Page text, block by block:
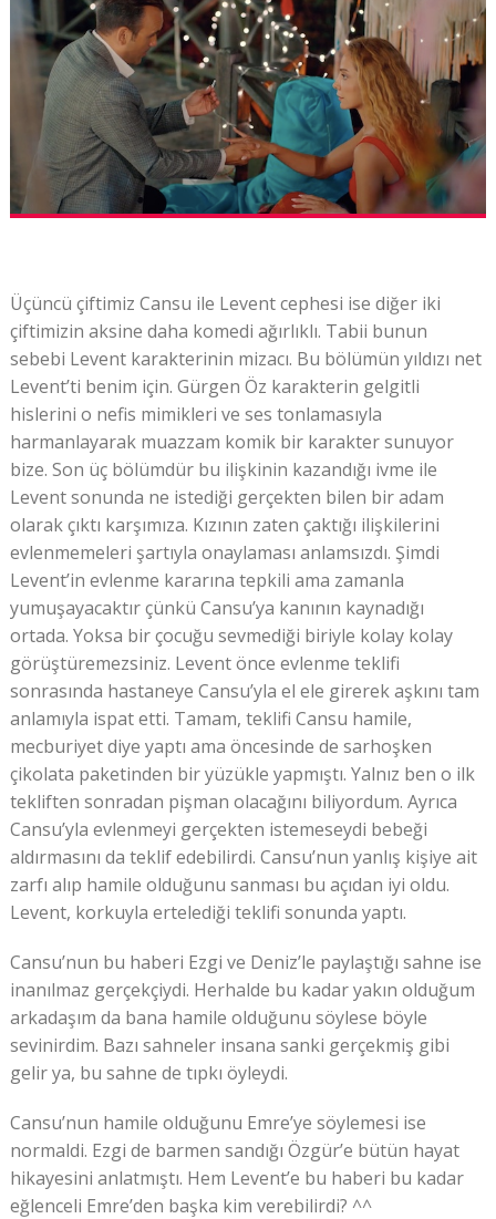
Üçüncü çiftimiz Cansu ile Levent cephesi ise diğer iki
çiftimizin aksine daha komedi ağırlıklı. Tabii bunun
sebebi Levent karakterinin mizacı. Bu bölümün yıldızı net
Levent’ti benim için. Gürgen Öz karakterin gelgitli
hislerini o nefis mimikleri ve ses tonlamasıyla
harmanlayarak muazzam komik bir karakter sunuyor
bize. Son üç bölümdür bu ilişkinin kazandığı ivme ile
Levent sonunda ne istediği gerçekten bilen bir adam
olarak çıktı karşımıza. Kızının zaten çaktığı ilişkilerini
evlenmemeleri şartıyla onaylaması anlamsızdı. Şimdi
Levent’in evlenme kararına tepkili ama zamanla
yumuşayacaktır çünkü Cansu’ya kanının kaynadığı
ortada. Yoksa bir çocuğu sevmediği biriyle kolay kolay
görüştüremezsiniz. Levent önce evlenme teklifi
sonrasında hastaneye Cansu’yla el ele girerek aşkını tam
anlamıyla ispat etti. Tamam, teklifi Cansu hamile,
mecburiyet diye yaptı ama öncesinde de sarhoşken
çikolata paketinden bir yüzükle yapmıştı. Yalnız ben o ilk
tekliften sonradan pişman olacağını biliyordum. Ayrıca
Cansu’yla evlenmeyi gerçekten istemeseydi bebeği
aldırmasını da teklif edebilirdi. Cansu’nun yanlış kişiye ait
zarfı alıp hamile olduğunu sanması bu açıdan iyi oldu.
Levent, korkuyla ertelediği teklifi sonunda yaptı.
Cansu’nun bu haberi Ezgi ve Deniz’le paylaştığı sahne ise
inanılmaz gerçekçiydi. Herhalde bu kadar yakın olduğum
arkadaşım da bana hamile olduğunu söylese böyle
sevinirdim. Bazı sahneler insana sanki gerçekmiş gibi
gelir ya, bu sahne de tıpkı öyleydi.
Cansu’nun hamile olduğunu Emre’ye söylemesi ise
normaldi. Ezgi de barmen sandığı Özgür’e bütün hayat
hikayesini anlatmıştı. Hem Levent’e bu haberi bu kadar
eğlenceli Emre’den başka kim verebilirdi? ^^